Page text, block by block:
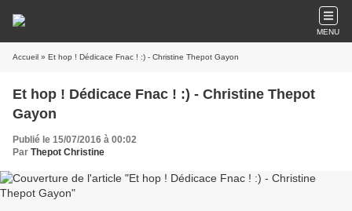
MENU
Accueil » Et hop ! Dédicace Fnac ! :) - Christine Thepot Gayon
Et hop ! Dédicace Fnac ! :) - Christine Thepot
Gayon
Publié le 15/07/2016 à 00:02
Par Thepot Christine